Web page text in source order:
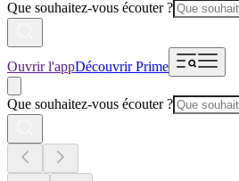
Que souhaitez-vous écouter ?
Ouvrir l'appDécouvrir Prime
Que souhaitez-vous écouter ?